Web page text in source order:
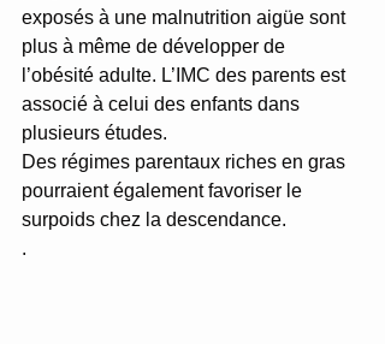
exposés à une malnutrition aigüe sont
plus à même de développer de
l’obésité adulte. L’IMC des parents est
associé à celui des enfants dans
plusieurs études.
Des régimes parentaux riches en gras
pourraient également favoriser le
surpoids chez la descendance.
.